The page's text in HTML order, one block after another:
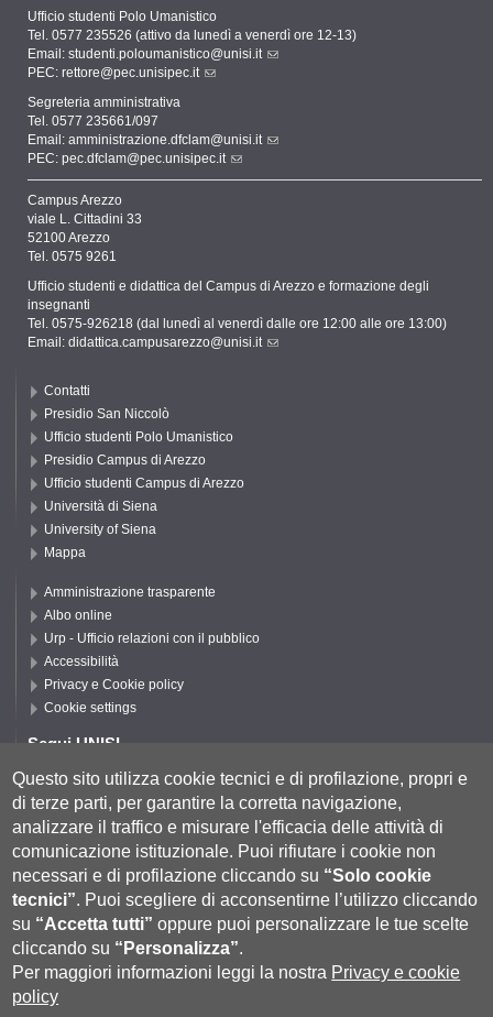
Ufficio studenti Polo Umanistico
Tel. 0577 235526 (attivo da lunedì a venerdì ore 12-13)
Email: studenti.poloumanistico@unisi.it
PEC: rettore@pec.unisipec.it
Segreteria amministrativa
Tel. 0577 235661/097
Email: amministrazione.dfclam@unisi.it
PEC: pec.dfclam@pec.unisipec.it
Campus Arezzo
viale L. Cittadini 33
52100 Arezzo
Tel. 0575 9261
Ufficio studenti e didattica del Campus di Arezzo e formazione degli
insegnanti
Tel. 0575-926218 (dal lunedì al venerdì dalle ore 12:00 alle ore 13:00)
Email: didattica.campusarezzo@unisi.it
Contatti
Presidio San Niccolò
Ufficio studenti Polo Umanistico
Presidio Campus di Arezzo
Ufficio studenti Campus di Arezzo
Università di Siena
University of Siena
Mappa
Amministrazione trasparente
Albo online
Urp - Ufficio relazioni con il pubblico
Accessibilità
Privacy e Cookie policy
Cookie settings
Segui UNISI
Segui DFCLAM
Questo sito utilizza cookie tecnici e di profilazione, propri e
di terze parti, per garantire la corretta navigazione,
analizzare il traffico e misurare l'efficacia delle attività di
comunicazione istituzionale. Puoi rifiutare i cookie non
necessari e di profilazione cliccando su “Solo cookie
tecnici”. Puoi scegliere di acconsentirne l’utilizzo cliccando
su “Accetta tutti” oppure puoi personalizzare le tue scelte
cliccando su “Personalizza”.
Per maggiori informazioni leggi la nostra Privacy e cookie
policy